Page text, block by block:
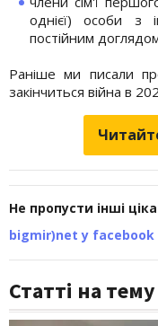
однієї) особи з
постійним
Раніше ми писали
закінчиться війна в
Не пропусти інші
bigmir)net у facebook
Статті на тему